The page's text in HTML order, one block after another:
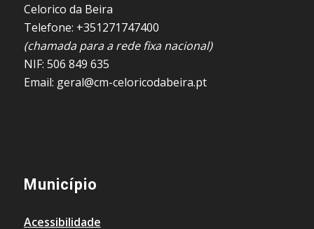
Celorico da Beira
Telefone: +351271747400
(chamada para a rede fixa nacional)
NIF: 506 849 635
Email: geral@cm-celoricodabeira.pt
Município
Acessibilidade